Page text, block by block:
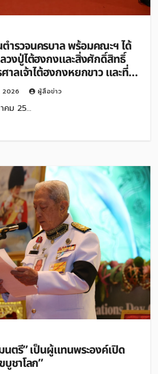
ำรวจนครบาล พร้อมคณะฯ ได้
ลวงปู่ไต้ฮงกงและสิ่งศักดิ์สิทธิ์
าลเจ้าไต้ฮงกงหยกขาว และที่
ง ผู้สื่อข่าว
คม 25…
นตรี” เป็นผู้แทนพระองค์เปิด
บูชาโลก”